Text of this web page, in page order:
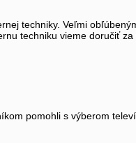
techniky. Veľmi
techniku vieme doručiť
pomohli s výberom